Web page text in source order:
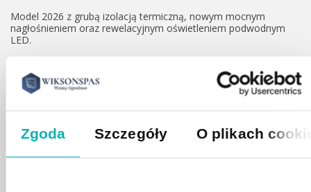
Zgoda Szczegóły O plikach
Model 2026 z grubą izolacją termiczną, nowym mocnym
nagłośnieniem oraz rewelacyjnym oświetleniem podwodnym
LED.
2 pompy wodne o mocy 3 HP
1 pompa cyrkulacyjna o mocy: 0,53HP
Do dyspozycji użytkownika jest aż 61 dysz.
2 długie leżanki + 3 komfortowe miejsca siedzące w tym fotel